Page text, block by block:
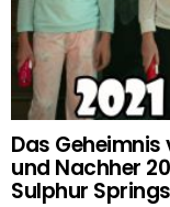
Das
und Nachher
Sulphur